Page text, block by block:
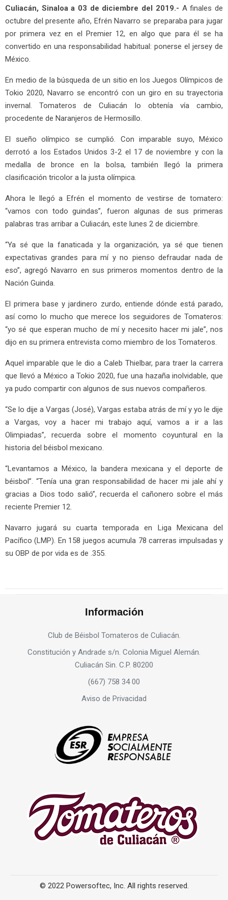
Culiacán, Sinaloa a 03 de diciembre del 2019.- A finales de
octubre del presente año, Efrén Navarro se preparaba para jugar
por primera vez en el Premier 12, en algo que para él se ha
convertido en una responsabilidad habitual: ponerse el jersey de
México.
En medio de la búsqueda de un sitio en los Juegos Olímpicos de
Tokio 2020, Navarro se encontró con un giro en su trayectoria
invernal. Tomateros de Culiacán lo obtenía vía cambio,
procedente de Naranjeros de Hermosillo.
El sueño olímpico se cumplió. Con imparable suyo, México
derrotó a los Estados Unidos 3-2 el 17 de noviembre y con la
medalla de bronce en la bolsa, también llegó la primera
clasificación tricolor a la justa olímpica.
Ahora le llegó a Efrén el momento de vestirse de tomatero:
“vamos con todo guindas”, fueron algunas de sus primeras
palabras tras arribar a Culiacán, este lunes 2 de diciembre.
“Ya sé que la fanaticada y la organización, ya sé que tienen
expectativas grandes para mí y no pienso defraudar nada de
eso”, agregó Navarro en sus primeros momentos dentro de la
Nación Guinda.
El primera base y jardinero zurdo, entiende dónde está parado,
así como lo mucho que merece los seguidores de Tomateros:
“yo sé que esperan mucho de mí y necesito hacer mi jale”, nos
dijo en su primera entrevista como miembro de los Tomateros.
Aquel imparable que le dio a Caleb Thielbar, para traer la carrera
que llevó a México a Tokio 2020, fue una hazaña inolvidable, que
ya pudo compartir con algunos de sus nuevos compañeros.
“Se lo dije a Vargas (José), Vargas estaba atrás de mí y yo le dije
a Vargas, voy a hacer mi trabajo aquí, vamos a ir a las
Olimpiadas”, recuerda sobre el momento coyuntural en la
historia del béisbol mexicano.
“Levantamos a México, la bandera mexicana y el deporte de
béisbol”. “Tenía una gran responsabilidad de hacer mi jale ahí y
gracias a Dios todo salió”, recuerda el cañonero sobre el más
reciente Premier 12.
Navarro jugará su cuarta temporada en Liga Mexicana del
Pacífico (LMP). En 158 juegos acumula 78 carreras impulsadas y
su OBP de por vida es de .355.
Información
Club de Béisbol Tomateros de Culiacán.
Constitución y Andrade s/n. Colonia Miguel Alemán.
Culiacán Sin. C.P. 80200
(667) 758 34 00
Aviso de Privacidad
© 2022 Powersoftec, Inc. All rights reserved.